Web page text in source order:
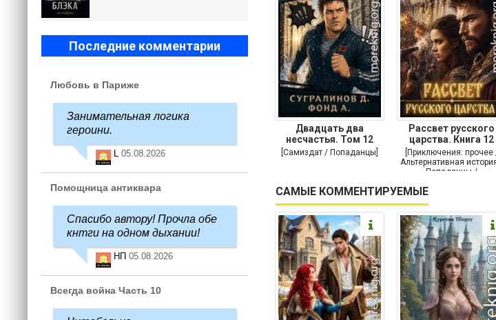
Двадцать два
несчастья. Том 12
[Самиздат / Попаданцы]
Рассвет русского
царства. Книга 12
[Приключения: прочее
Альтернативная
Попаданцы /
приключения]
САМЫЕ КОММЕНТИРУЕМЫЕ
Последние комментарии
Любовь в Париже
Занимательная логика
героини.
L 05.08.2026
Помощница антиквара
Спасибо автору! Прочла обе
кнтги на одном дыхании!
НП 05.08.2026
Всегда война Часть 10